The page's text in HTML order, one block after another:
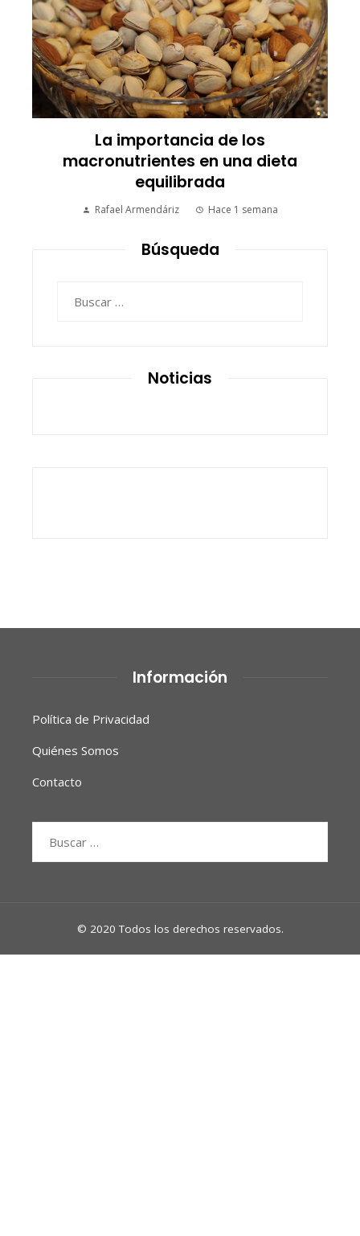
La importancia de los
macronutrientes en una dieta
equilibrada
Rafael Armendáriz Hace 1 semana
Búsqueda
Noticias
Información
Política de Privacidad
Quiénes Somos
Contacto
© 2020 Todos los derechos reservados.